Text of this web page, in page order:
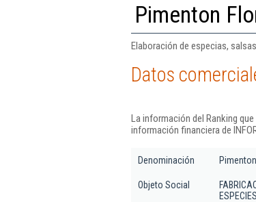
Pimenton
Elaboración de especias,
Datos
La información del Ranking
información financiera de
Denominación
Objeto Social